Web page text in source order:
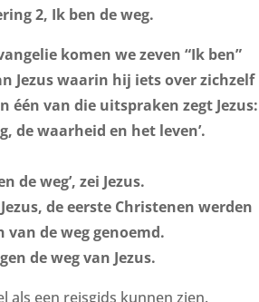
2, Ik ben de weg.
komen we zeven “Ik ben”
Jezus waarin hij iets over zichzelf
één van die uitspraken zegt Jezus:
de waarheid en het leven’.
de weg’, zei Jezus.
de eerste Christenen werden
van de weg genoemd.
de weg van Jezus.
als een reisgids kunnen zien.